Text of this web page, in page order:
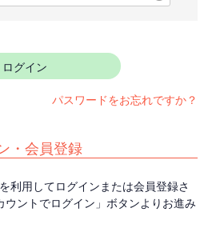
ログイン
パスワードをお忘れですか？
・会員登録
利用してログインまたは会員登録さ
ントでログイン」ボタンよりお進み